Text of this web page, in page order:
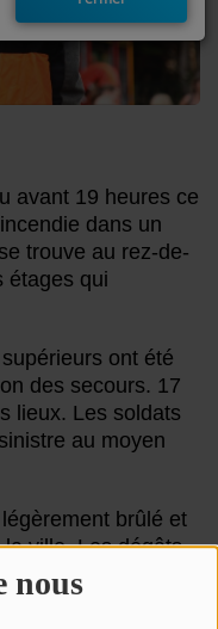
nous
avant 19 heures ce
dans un
trouve au rez-de-
étages qui
ont été
des secours. 17
lieux. Les soldats
au moyen
brûlé et
ville. Les dégâts
de
de chômage